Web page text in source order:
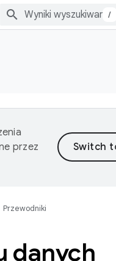
/
przez
Przewodniki
danych